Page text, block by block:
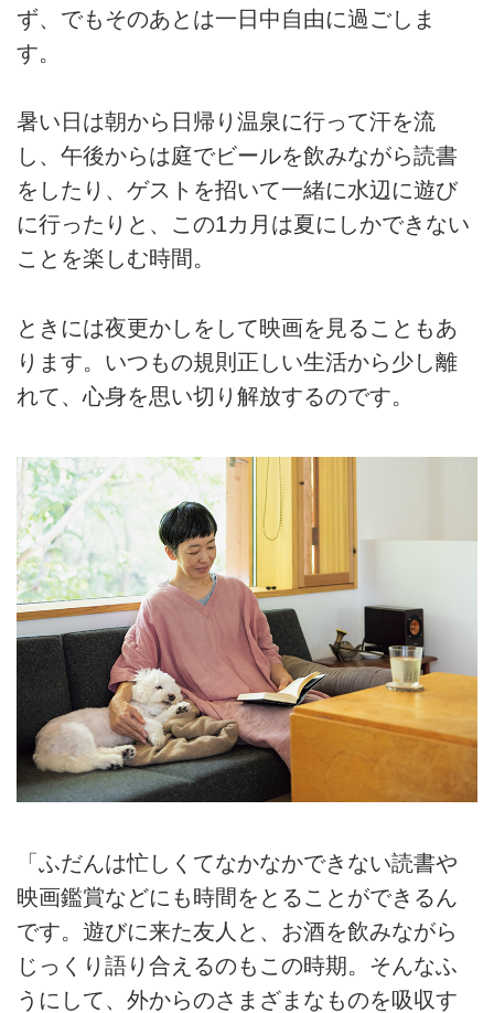
ず、でもそのあとは一日中自由に過ごしま
す。
暑い日は朝から日帰り温泉に行って汗を流
し、午後からは庭でビールを飲みながら読書
をしたり、ゲストを招いて一緒に水辺に遊び
に行ったりと、この1カ月は夏にしかできない
ことを楽しむ時間。
ときには夜更かしをして映画を見ることもあ
ります。いつもの規則正しい生活から少し離
れて、心身を思い切り解放するのです。
「ふだんは忙しくてなかなかできない読書や
映画鑑賞などにも時間をとることができるん
です。遊びに来た友人と、お酒を飲みながら
じっくり語り合えるのもこの時期。そんなふ
うにして、外からのさまざまなものを吸収す